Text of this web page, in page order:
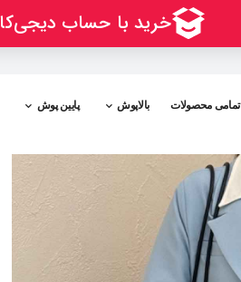
تمامی محصولات بالاپوش پایین پوش